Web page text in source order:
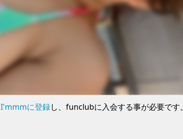
I'mmmに登録し、funclubに入会する事が必要です。